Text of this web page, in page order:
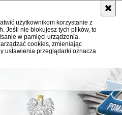
użytkownikom korzystanie z
Jeśli nie blokujesz tych plików, to
w pamięci urządzenia.
cookies, zmieniając
ustawienia przeglądarki oznacza